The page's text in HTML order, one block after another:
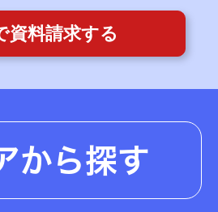
資料請求する
から探す